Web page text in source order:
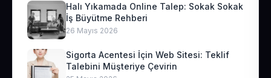
Halı Yıkamada Online Talep: Sokak Sokak
İş Büyütme Rehberi
26 Mayıs 2026
Sigorta Acentesi İçin Web Sitesi: Teklif
Talebini Müşteriye Çevirin